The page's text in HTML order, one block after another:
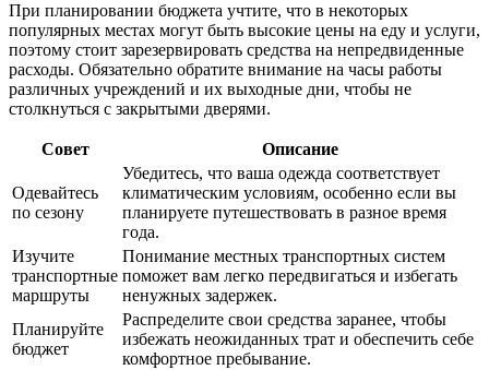
При планировании бюджета учтите, что в некоторых
популярных местах могут быть высокие цены на еду и услуги,
поэтому стоит зарезервировать средства на непредвиденные
расходы. Обязательно обратите внимание на часы работы
различных учреждений и их выходные дни, чтобы не
столкнуться с закрытыми дверями.
Совет Описание
Одевайтесь
по сезону
Убедитесь, что ваша одежда соответствует
климатическим условиям, особенно если вы
планируете путешествовать в разное время
года.
Изучите
транспортные
маршруты
Понимание местных транспортных систем
поможет вам легко передвигаться и избегать
ненужных задержек.
Планируйте
бюджет
Распределите свои средства заранее, чтобы
избежать неожиданных трат и обеспечить себе
комфортное пребывание.